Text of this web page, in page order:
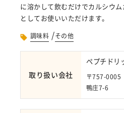
に溶かして飲むだけでカルシウ
としてお使いいただけます。
調味料 /その他
取り扱い会社
ペプチドリ
〒757-
鴨庄7-6